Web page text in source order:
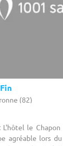
(82)
L'hôtel le
agréable lors